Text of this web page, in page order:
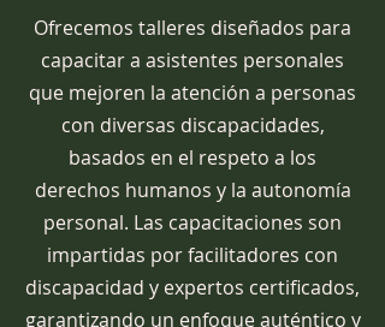
Ofrecemos talleres diseñados para
capacitar a asistentes personales
que mejoren la atención a personas
con diversas discapacidades,
basados en el respeto a los
derechos humanos y la autonomía
personal. Las capacitaciones son
impartidas por facilitadores con
discapacidad y expertos certificados,
garantizando un enfoque auténtico y